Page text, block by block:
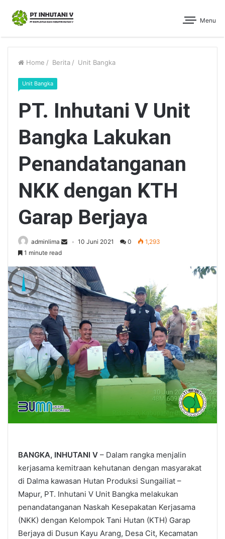
Menu
Home / Berita / Unit Bangka
Unit Bangka
PT. Inhutani V Unit
Bangka Lakukan
Penandatanganan
NKK dengan KTH
Garap Berjaya
adminlima 10 Juni 2021 0
1,293
1 minute read
BANGKA, INHUTANI V – Dalam rangka menjalin
kerjasama kemitraan kehutanan dengan masyarakat
di Dalma kawasan Hutan Produksi Sungailiat –
Mapur, PT. Inhutani V Unit Bangka melakukan
penandatanganan Naskah Kesepakatan Kerjasama
(NKK) dengan Kelompok Tani Hutan (KTH) Garap
Berjaya di Dusun Kayu Arang, Desa Cit, Kecamatan